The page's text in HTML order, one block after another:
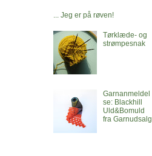
... Jeg er på røven!
Tørklæde- og
strømpesnak
Garnanmeldel
se: Blackhill
Uld&Bomuld
fra Garnudsalg